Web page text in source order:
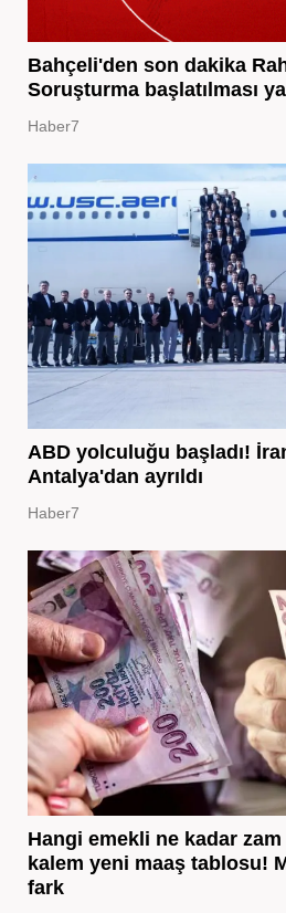
Bahçeli'den son dakika
Soruşturma başlatılması
Haber7
ABD yolculuğu başladı!
Antalya'dan ayrıldı
Haber7
Hangi emekli ne kadar
kalem yeni maaş tablosu!
fark